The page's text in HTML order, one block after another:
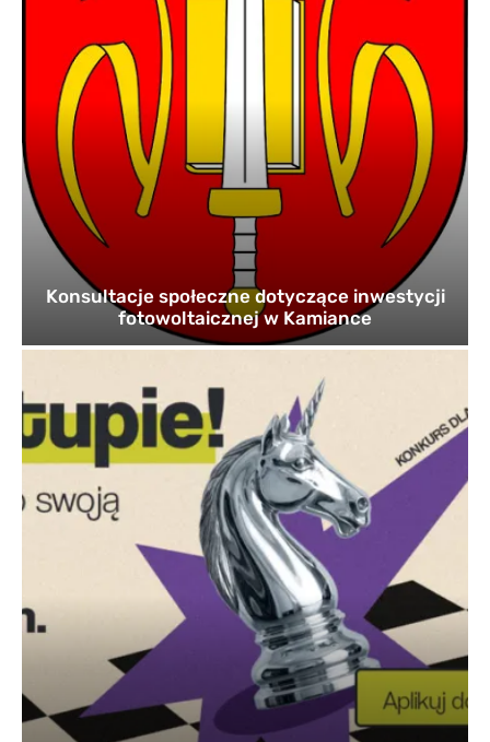
Konsultacje społeczne dotyczące inwestycji
fotowoltaicznej w Kamiance